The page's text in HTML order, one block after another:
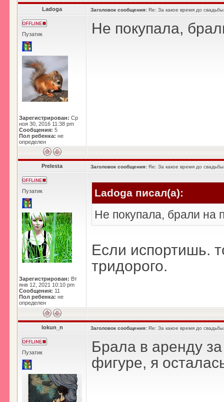
Ladoga Заголовок сообщения: Re: За какое время до
Пузатик
Зарегистрирован: Ср
ноя 30, 2016 11:38 pm
Сообщения: 5
Пол ребенка: не
определен
Не покупала,
Prelesta Заголовок сообщения: Re: За какое время до
Пузатик
Зарегистрирован: Вт
янв 12, 2021 10:10 pm
Сообщения: 11
Пол ребенка: не
определен
Ladoga писал(а):
Не покупала, брали на
Если испортишь.
тридорого.
lokun_n Заголовок сообщения: Re: За какое время до
Пузатик
Брала в аренду
фигуре, я